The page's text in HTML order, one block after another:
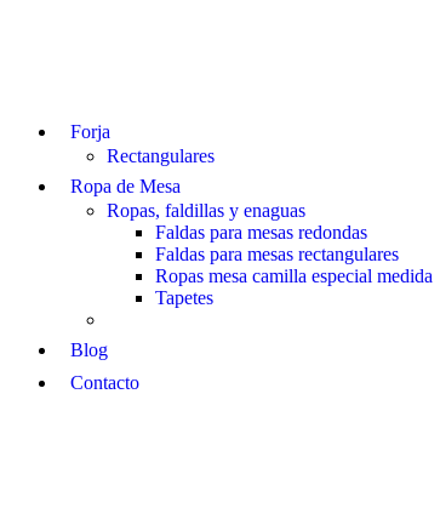
Forja
Rectangulares
Ropa de Mesa
Ropas, faldillas y enaguas
Faldas para mesas redondas
Faldas para mesas rectangulares
Ropas mesa camilla especial medida
Tapetes
Blog
Contacto